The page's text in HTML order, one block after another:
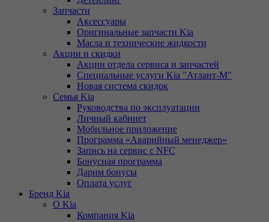
Запчасти
Аксессуары
Оригинальные запчасти Kia
Масла и технические жидкости
Акции и скидки
Акции отдела сервиса и запчастей
Специальные услуги Kia "Атлант-М"
Новая система скидок
Семья Kia
Руководства по эксплуатации
Личный кабинет
Мобильное приложение
Программа «Аварийный менеджер»
Запись на сервис с NFC
Бонусная программа
Дарим бонусы
Оплата услуг
Бренд Kia
О Kia
Компания Kia